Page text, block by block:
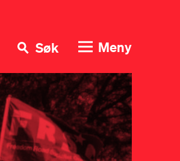
Søk Meny